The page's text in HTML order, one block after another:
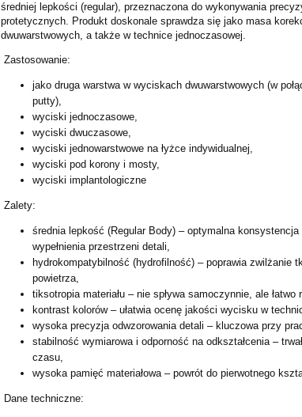
średniej lepkości (regular), przeznaczona do wykonywania
protetycznych. Produkt doskonale sprawdza się jako masa
dwuwarstwowych, a także w technice jednoczasowej.
Zastosowanie:
jako druga warstwa w wyciskach dwuwarstwowych (w
putty),
wyciski jednoczasowe,
wyciski dwuczasowe,
wyciski jednowarstwowe na łyżce indywidualnej,
wyciski pod korony i mosty,
wyciski implantologiczne
Zalety:
średnia lepkość (Regular Body) – optymalna konsystencja
wypełnienia przestrzeni detali,
hydrokompatybilność (hydrofilność) – poprawia zwilżanie
powietrza,
tiksotropia materiału – nie spływa samoczynnie, ale łatwo
kontrast kolorów – ułatwia ocenę jakości wycisku w
wysoka precyzja odwzorowania detali – kluczowa przy
stabilność wymiarowa i odporność na odkształcenia –
czasu,
wysoka pamięć materiałowa – powrót do pierwotnego
Dane techniczne: